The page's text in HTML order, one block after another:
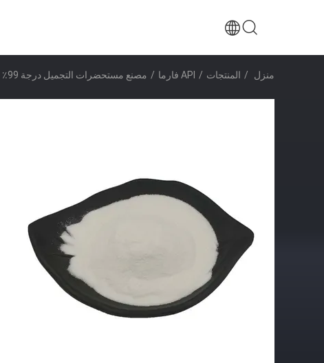
منزل / المنتجات / API فارما / مصنع مستحضرات التجميل درجة 99٪ نقاء إكتوين / إكتوين CAS 96702-03-3 العناية بالبشرة بشرة ناعمة